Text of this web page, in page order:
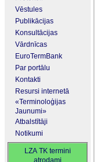
Vēstules
Publikācijas
Konsultācijas
Vārdnīcas
EuroTermBank
Par portālu
Kontakti
Resursi internetā
«Terminoloģijas
Jaunumi»
Atbalstītāji
Notikumi
LZA TK termini
atrodami